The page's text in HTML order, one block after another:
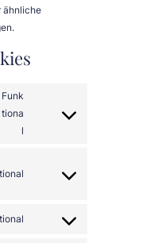
ähnliche
Funk
tiona
l
Consent
woocommerce
Consent
service
Consent